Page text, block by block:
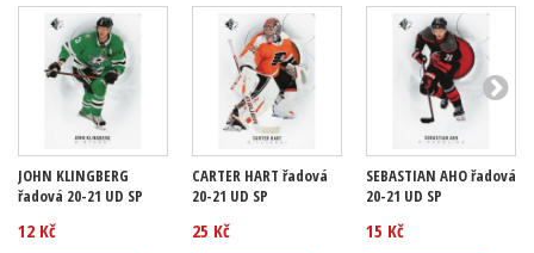
JOHN KLINGBERG
řadová 20-21 UD SP
12 Kč
CARTER HART řadová
20-21 UD SP
25 Kč
SEBASTIAN AHO řadová
20-21 UD SP
15 Kč